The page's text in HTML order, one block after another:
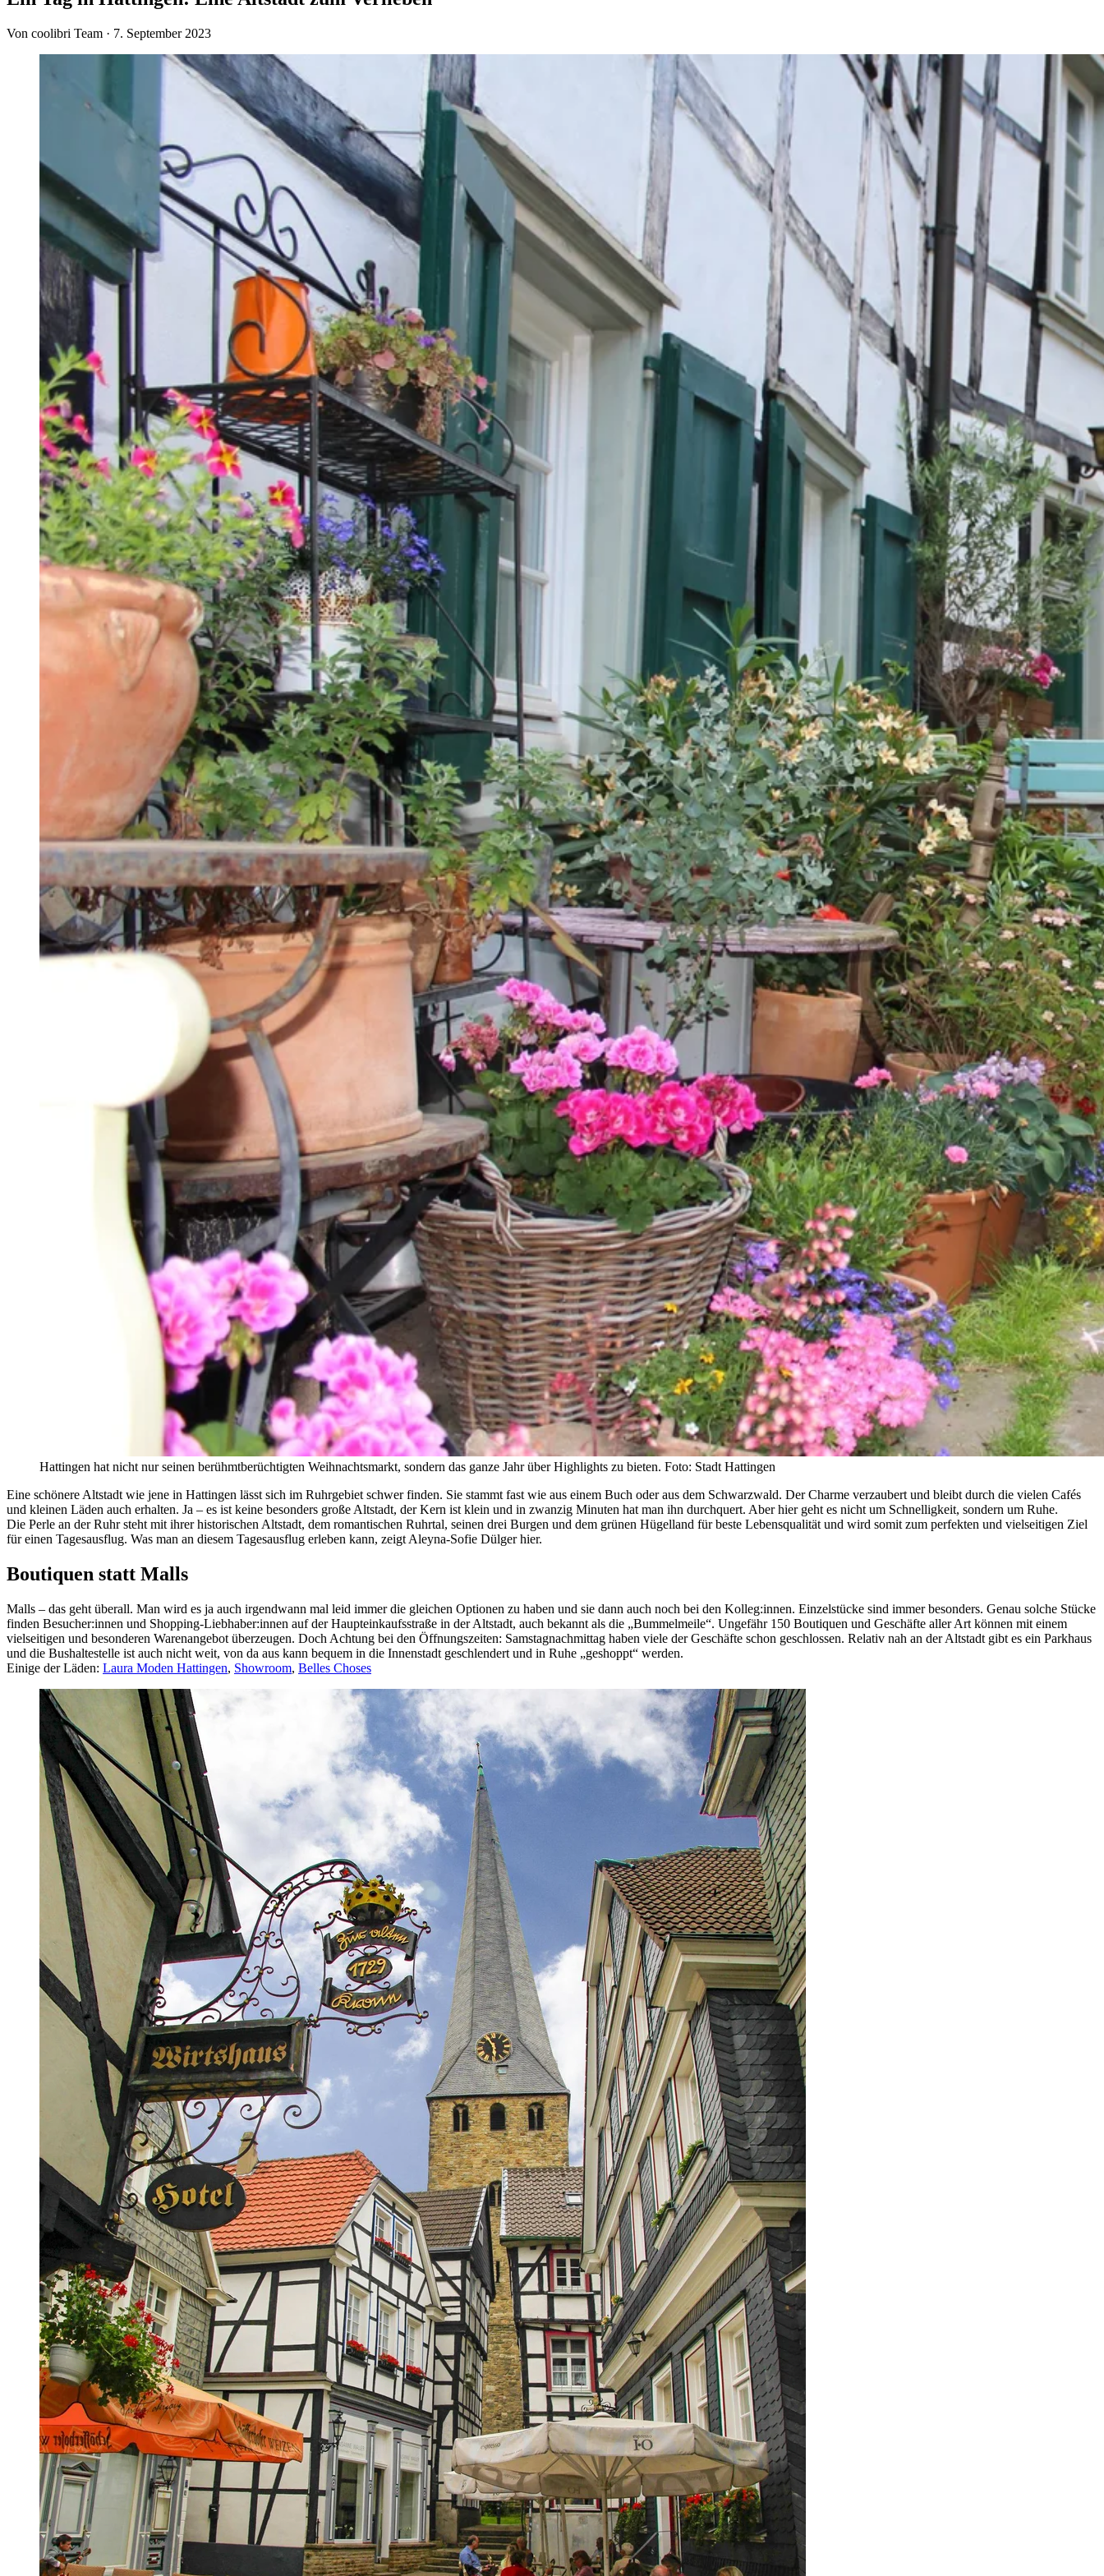
Von coolibri Team · 7. September 2023
Hattingen hat nicht nur seinen berühmtberüchtigten Weihnachtsmarkt, sondern das ganze Jahr über Highlights zu bieten. Foto: Stadt Hattingen
Eine schönere Altstadt wie jene in Hattingen lässt sich im Ruhrgebiet schwer finden. Sie stammt fast wie aus einem Buch oder aus dem Schwarzwald. Der Charme verzaubert und bleibt durch die vielen Cafés
und kleinen Läden auch erhalten. Ja – es ist keine besonders große Altstadt, der Kern ist klein und in zwanzig Minuten hat man ihn durchquert. Aber hier geht es nicht um Schnelligkeit, sondern um Ruhe.
Die Perle an der Ruhr steht mit ihrer historischen Altstadt, dem romantischen Ruhrtal, seinen drei Burgen und dem grünen Hügelland für beste Lebensqualität und wird somit zum perfekten und vielseitigen Ziel
für einen Tagesausflug. Was man an diesem Tagesausflug erleben kann, zeigt Aleyna-Sofie Dülger hier.
Boutiquen statt Malls
Malls – das geht überall. Man wird es ja auch irgendwann mal leid immer die gleichen Optionen zu haben und sie dann auch noch bei den Kolleg:innen. Einzelstücke sind immer besonders. Genau solche Stücke
finden Besucher:innen und Shopping-Liebhaber:innen auf der Haupteinkaufsstraße in der Altstadt, auch bekannt als die „Bummelmeile“. Ungefähr 150 Boutiquen und Geschäfte aller Art können mit einem
vielseitigen und besonderen Warenangebot überzeugen. Doch Achtung bei den Öffnungszeiten: Samstagnachmittag haben viele der Geschäfte schon geschlossen. Relativ nah an der Altstadt gibt es ein Parkhaus
und die Bushaltestelle ist auch nicht weit, von da aus kann bequem in die Innenstadt geschlendert und in Ruhe „geshoppt“ werden.
Einige der Läden: Laura Moden Hattingen, Showroom, Belles Choses